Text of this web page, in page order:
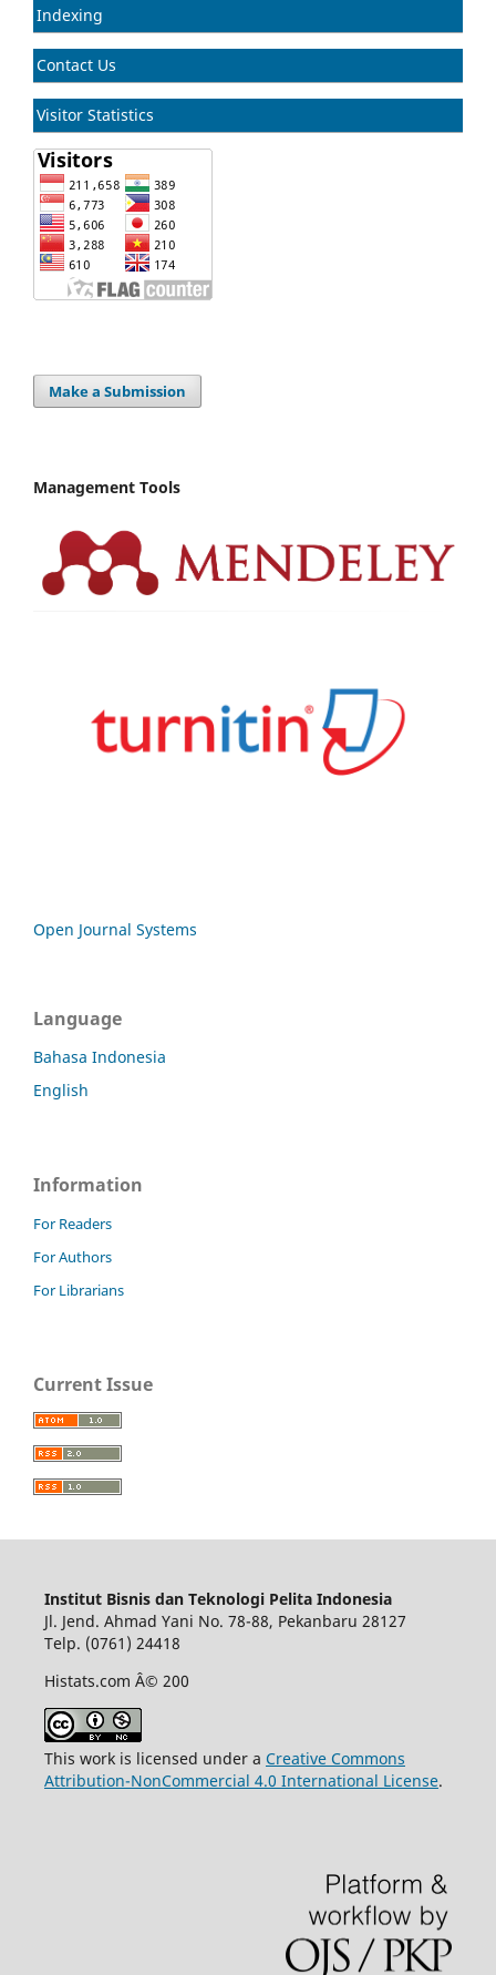
Indexing
Contact Us
Visitor Statistics
Make a Submission
Management Tools
Open Journal Systems
Language
Bahasa Indonesia
English
Information
For Readers
For Authors
For Librarians
Current Issue
Institut Bisnis dan Teknologi Pelita Indonesia
Jl. Jend. Ahmad Yani No. 78-88, Pekanbaru 28127
Telp. (0761) 24418
Histats.com Â© 200
This work is licensed under a Creative Commons
Attribution-NonCommercial 4.0 International License.